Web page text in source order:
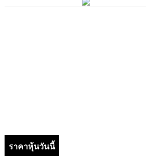
ราคาหุ้นวันนี้